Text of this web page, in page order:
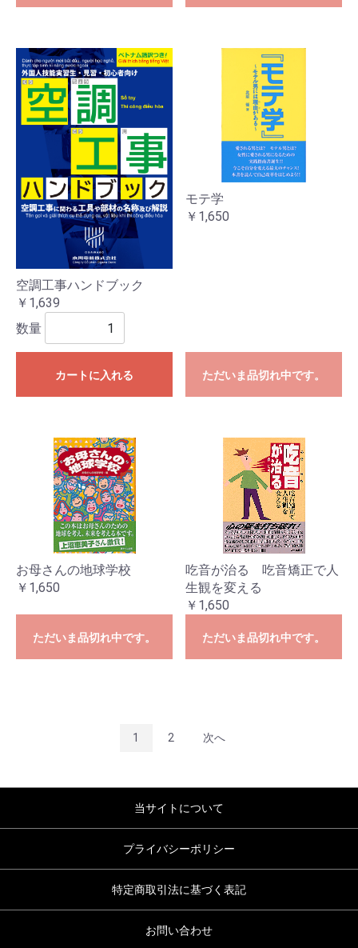
空調工事ハンドブック
￥1,639
数量
カートに入れる
モテ学
￥1,650
ただいま品切れ中です。
お母さんの地球学校
￥1,650
ただいま品切れ中です。
吃音が治る 吃音矯正で人
生観を変える
￥1,650
ただいま品切れ中です。
1 2 次へ
当サイトについて
プライバシーポリシー
特定商取引法に基づく表記
お問い合わせ